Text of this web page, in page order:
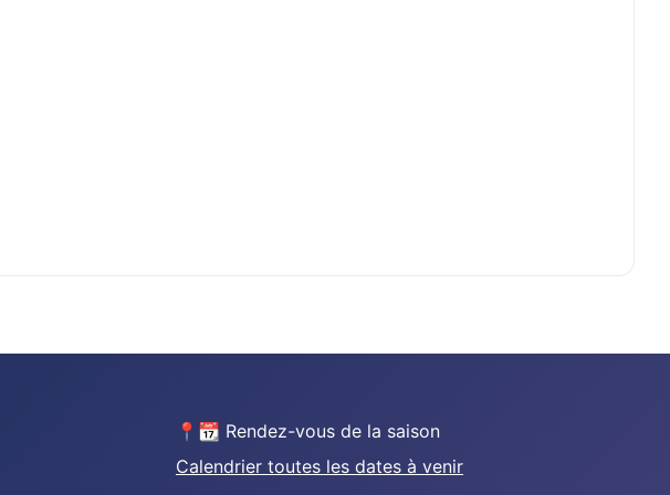
📍📆 Rendez-vous de la saison
Calendrier toutes les dates à venir